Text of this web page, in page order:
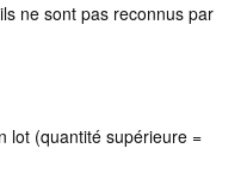
ne sont pas reconnus par
lot (quantité supérieure =